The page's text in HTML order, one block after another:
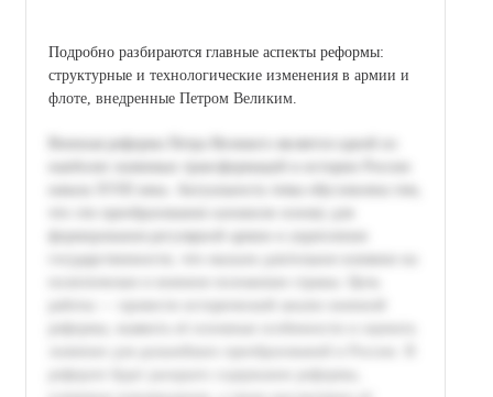
Подробно разбираются главные аспекты реформы:
структурные и технологические изменения в армии и
флоте, внедренные Петром Великим.